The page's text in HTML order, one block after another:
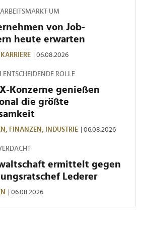
für soziale Medien anbieten
geben wir Informationen zu Ihrer
an unsere Partner für
und Analysen weiter. Unsere
möglicherweise mit
die Sie ihnen bereitgestellt
Rahmen Ihrer Nutzung der Dienste
UM
von Job-
heute erwarten
KARRIERE | 06.08.2026
ENTSCHEIDENDE ROLLE
Konzerne genießen
die größte
FINANZEN, INDUSTRIE | 06.08.2026
ermittelt gegen
Lederer
| 06.08.2026